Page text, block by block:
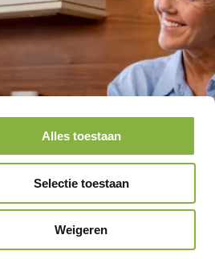
Alles toestaan
Selectie toestaan
Weigeren